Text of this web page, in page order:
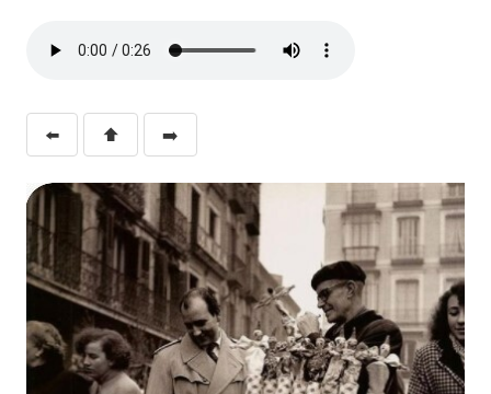
⬅️ ⬆️ ➡️